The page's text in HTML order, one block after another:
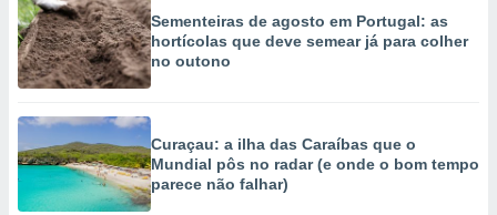
Sementeiras de agosto em Portugal: as
hortícolas que deve semear já para colher
no outono
Curaçau: a ilha das Caraíbas que o
Mundial pôs no radar (e onde o bom tempo
parece não falhar)